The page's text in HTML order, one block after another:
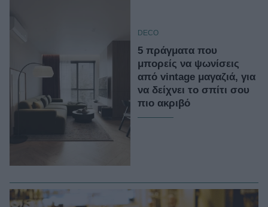
DECO
5 πράγματα που
μπορείς να ψωνίσεις
από vintage μαγαζιά, για
να δείχνει το σπίτι σου
πιο ακριβό